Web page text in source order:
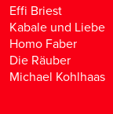
Effi Briest
Kabale und Liebe
Homo Faber
Die Räuber
Michael Kohlhaas